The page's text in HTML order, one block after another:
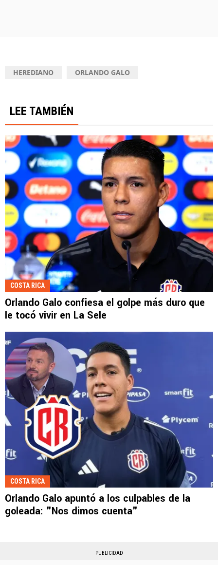
HEREDIANO ORLANDO GALO
LEE TAMBIÉN
COSTA RICA
Orlando Galo confiesa el golpe más duro que
le tocó vivir en La Sele
COSTA RICA
Orlando Galo apuntó a los culpables de la
goleada: "Nos dimos cuenta"
PUBLICIDAD